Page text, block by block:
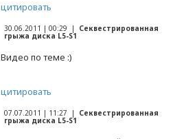
цитировать
30.06.2011 | 00:29 | Секвестрированная
грыжа диска L5-S1
Видео по теме :)
цитировать
07.07.2011 | 11:27 | Секвестрированная
грыжа диска L5-S1